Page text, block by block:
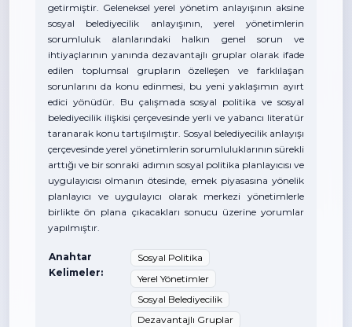
getirmiştir. Geleneksel yerel yönetim anlayışının aksine
sosyal belediyecilik anlayışının, yerel yönetimlerin
sorumluluk alanlarındaki halkın genel sorun ve
ihtiyaçlarının yanında dezavantajlı gruplar olarak ifade
edilen toplumsal grupların özelleşen ve farklılaşan
sorunlarını da konu edinmesi, bu yeni yaklaşımın ayırt
edici yönüdür. Bu çalışmada sosyal politika ve sosyal
belediyecilik ilişkisi çerçevesinde yerli ve yabancı literatür
taranarak konu tartışılmıştır. Sosyal belediyecilik anlayışı
çerçevesinde yerel yönetimlerin sorumluluklarının sürekli
arttığı ve bir sonraki adımın sosyal politika planlayıcısı ve
uygulayıcısı olmanın ötesinde, emek piyasasına yönelik
planlayıcı ve uygulayıcı olarak merkezi yönetimlerle
birlikte ön plana çıkacakları sonucu üzerine yorumlar
yapılmıştır.
Anahtar
Kelimeler:
Sosyal Politika
Yerel Yönetimler
Sosyal Belediyecilik
Dezavantajlı Gruplar